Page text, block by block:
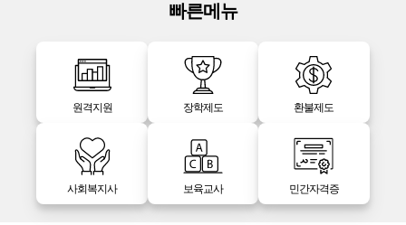
빠른메뉴
원격지원 장학제도 환불제도
사회복지사 보육교사 민간자격증